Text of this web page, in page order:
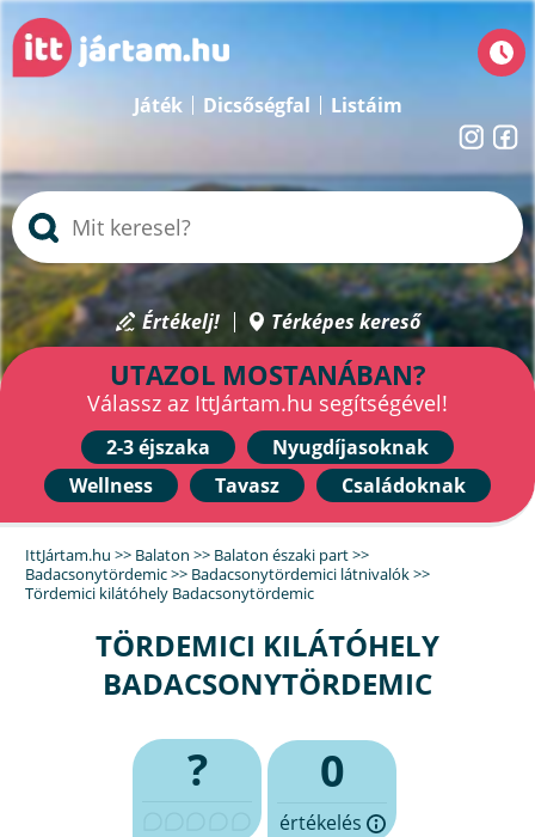
Játék Dicsőségfal Listáim
Értékelj! Térképes kereső
UTAZOL MOSTANÁBAN?
Válassz az IttJártam.hu segítségével!
2-3 éjszaka
Nyugdíjasoknak
Wellness
Tavasz Családoknak
IttJártam.hu >> Balaton >> Balaton északi part>>
Badacsonytördemic>> Badacsonytördemici látnivalók>>
Tördemici kilátóhely Badacsonytördemic
TÖRDEMICI KILÁTÓHELY
BADACSONYTÖRDEMIC
? 0
értékelés